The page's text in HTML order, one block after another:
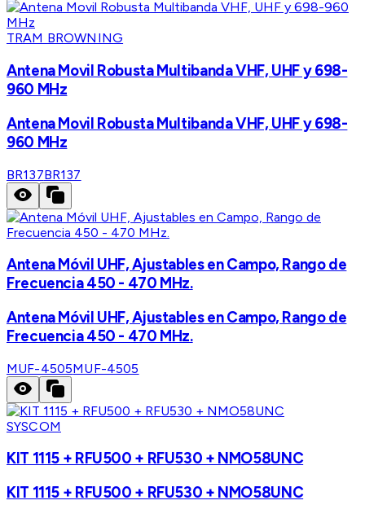
TRAM BROWNING
Antena Movil Robusta Multibanda VHF, UHF y 698-
960 MHz
Antena Movil Robusta Multibanda VHF, UHF y 698-
960 MHz
BR137BR137
Antena Móvil UHF, Ajustables en Campo, Rango de
Frecuencia 450 - 470 MHz.
Antena Móvil UHF, Ajustables en Campo, Rango de
Frecuencia 450 - 470 MHz.
MUF-4505MUF-4505
SYSCOM
KIT 1115 + RFU500 + RFU530 + NMO58UNC
KIT 1115 + RFU500 + RFU530 + NMO58UNC